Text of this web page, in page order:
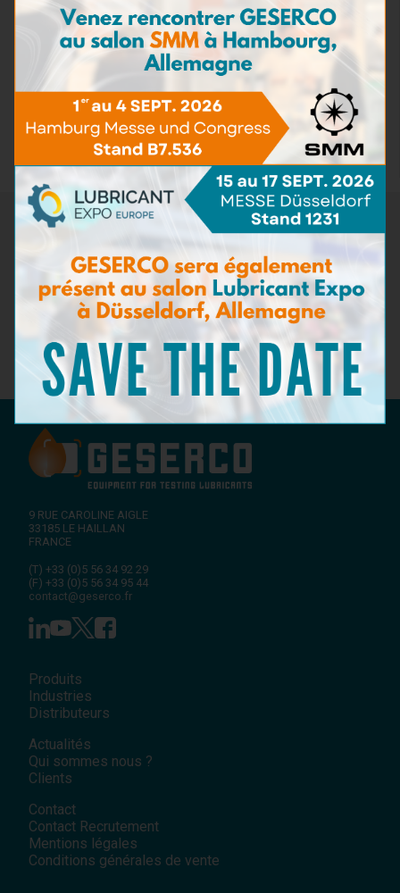
Kits de test pour huiles industrielles et
hydrauliques
Kits de test pour fluides d’usinage
Kits de test pour fluides de refroidissement (2)
Kits de test pour carburants
Kits de test pour fluides aéronautiques
Accessoires de test
Pack de recharge
Newsletter
Ne manquez pas les dernières nouveautés de GESERCO !
Inscrivez-vous à notre newsletter pour recevoir des
informations sur nos innovations en matière de surveillance de
l'état des lubrifiants, nos événements à venir, et des conseils
d'experts sur la maintenance préventive. Restez à la pointe de
l'industrie avec GESERCO !
Abonnez-vous à notre newsletter
9 RUE CAROLINE AIGLE
33185 LE HAILLAN
FRANCE
(T) +33 (0)5 56 34 92 29
(F) +33 (0)5 56 34 95 44
contact@geserco.fr
Produits
Industries
Distributeurs
Actualités
Qui sommes nous ?
Clients
Contact
Contact Recrutement
Mentions légales
Conditions générales de vente